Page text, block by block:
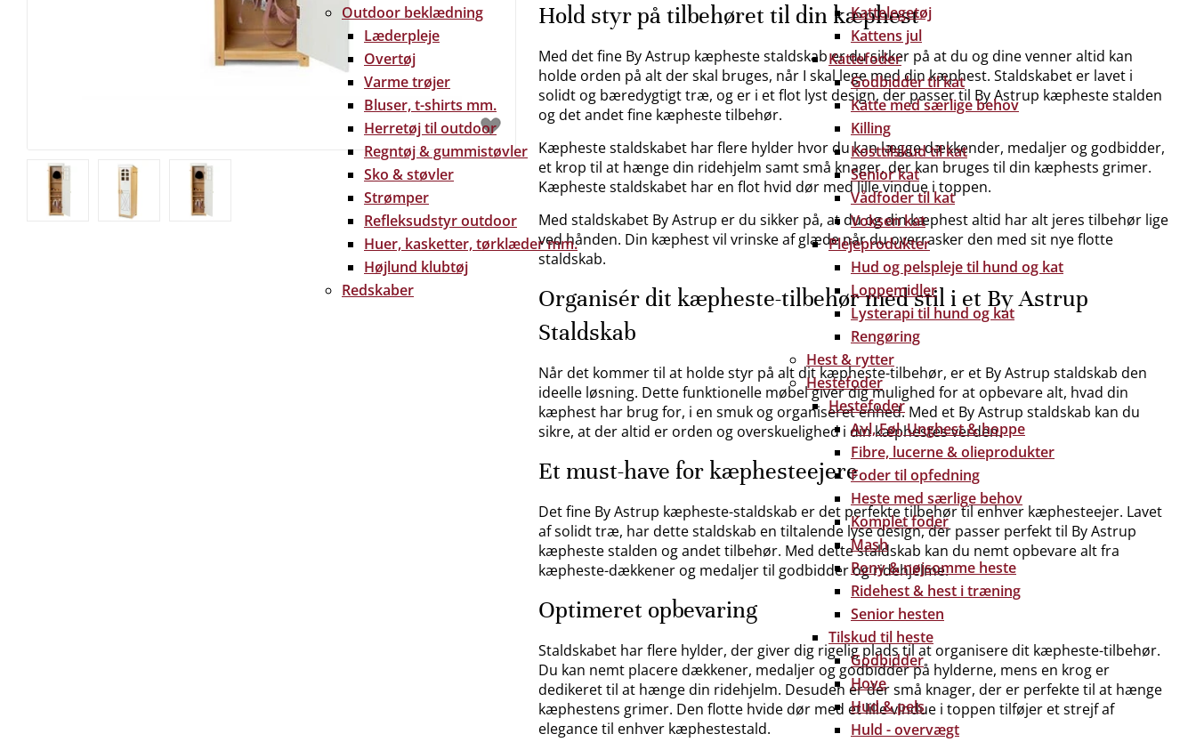
Outdoor beklædning
Læderpleje
Overtøj
Varme trøjer
Bluser, t-shirts mm.
Herretøj til outdoor
Regntøj & gummistøvler
Sko & støvler
Strømper
Refleksudstyr outdoor
Huer, kasketter, tørklæder mm.
Højlund klubtøj
Redskaber
Kattelegetøj
Kattens jul
Kattefoder
Godbidder til kat
Katte med særlige behov
Killing
Kosttilskud til kat
Senior kat
Vådfoder til kat
Voksen kat
Plejeprodukter
Hud og pelspleje til hund og kat
Loppemidler
Lysterapi til hund og kat
Rengøring
Hest & rytter
Hestefoder
Hestefoder
Avl, Føl, Unghest & hoppe
Fibre, lucerne & olieprodukter
Foder til opfedning
Heste med særlige behov
Komplet foder
Mash
Pony & nøjsomme heste
Ridehest & hest i træning
Senior hesten
Tilskud til heste
Godbidder
Hove
Hud & pels
Huld - overvægt
Hold styr på tilbehøret til din kæphest
Med det fine By Astrup kæpheste staldskab er du sikker på at du og dine venner altid kan
holde orden på alt der skal bruges, når I skal lege med din kæphest. Staldskabet er lavet i
solidt og bæredygtigt træ, og er i et flot lyst design, der passer til By Astrup kæpheste stalden
og det andet fine kæpheste tilbehør.
Kæpheste staldskabet har flere hylder hvor du kan lægge dækkender, medaljer og godbidder,
et krop til at hænge din ridehjelm samt små knager, der kan bruges til din kæphests grimer.
Kæpheste staldskabet har en flot hvid dør med lille vindue i toppen.
Med staldskabet By Astrup er du sikker på, at du og din kæphest altid har alt jeres tilbehør lige
ved hånden. Din kæphest vil vrinske af glæde når du overrasker den med sit nye flotte
staldskab.
Organisér dit kæpheste-tilbehør med stil i et By Astrup
Staldskab
Når det kommer til at holde styr på alt dit kæpheste-tilbehør, er et By Astrup staldskab den
ideelle løsning. Dette funktionelle møbel giver dig mulighed for at opbevare alt, hvad din
kæphest har brug for, i en smuk og organiseret enhed. Med et By Astrup staldskab kan du
sikre, at der altid er orden og overskuelighed i din kæphestes verden.
Et must-have for kæphesteejere
Det fine By Astrup kæpheste-staldskab er det perfekte tilbehør til enhver kæphesteejer. Lavet
af solidt træ, har dette staldskab en tiltalende lyse design, der passer perfekt til By Astrup
kæpheste stalden og andet tilbehør. Med dette staldskab kan du nemt opbevare alt fra
kæpheste-dækkener og medaljer til godbidder og ridehjelme.
Optimeret opbevaring
Staldskabet har flere hylder, der giver dig rigelig plads til at organisere dit kæpheste-tilbehør.
Du kan nemt placere dækkener, medaljer og godbidder på hylderne, mens en krog er
dedikeret til at hænge din ridehjelm. Desuden er der små knager, der er perfekte til at hænge
kæphestens grimer. Den flotte hvide dør med et lille vindue i toppen tilføjer et strejf af
elegance til enhver kæphestestald.